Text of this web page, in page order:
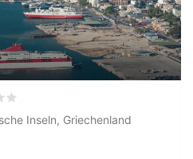
0
Inseln, Griechenland